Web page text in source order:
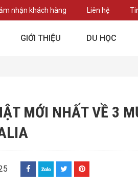
nhận khách hàng Liên hệ
GIỚI THIỆU DU HỌC
MỚI NHẤT VỀ 3